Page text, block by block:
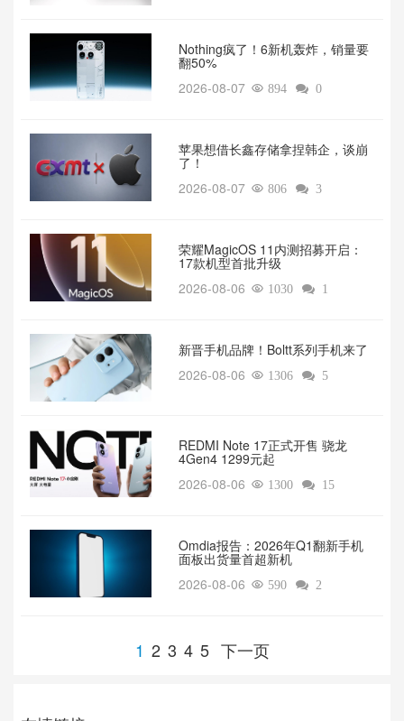
‌Nothing疯了！6新机轰炸，销量要
翻50%‌
2026-08-07  894  0
苹果想借长鑫存储拿捏韩企，谈崩
了！
2026-08-07  806  3
荣耀MagicOS 11内测招募开启：
17款机型首批升级
2026-08-06  1030  1
新晋手机品牌！Boltt系列手机来了
2026-08-06  1306  5
REDMI Note 17正式开售 骁龙
4Gen4 1299元起
2026-08-06  1300  15
Omdia报告：2026年Q1翻新手机
面板出货量首超新机
2026-08-06  590  2
1 2 3 4 5 下一页